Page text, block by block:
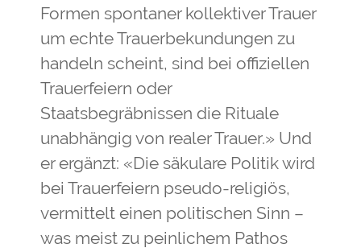
Formen spontaner kollektiver Trauer
um echte Trauerbekundungen zu
handeln scheint, sind bei offiziellen
Trauerfeiern oder
Staatsbegräbnissen die Rituale
unabhängig von realer Trauer.» Und
er ergänzt: «Die säkulare Politik wird
bei Trauerfeiern pseudo-religiös,
vermittelt einen politischen Sinn –
was meist zu peinlichem Pathos